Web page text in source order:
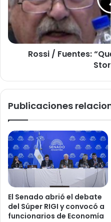
al
fiscal
Stornelli”
Rossi / Fuentes:
Publicaciones
El Senado abrió el debate
del Súper RIGI y convocó a
funcionarios de Economía